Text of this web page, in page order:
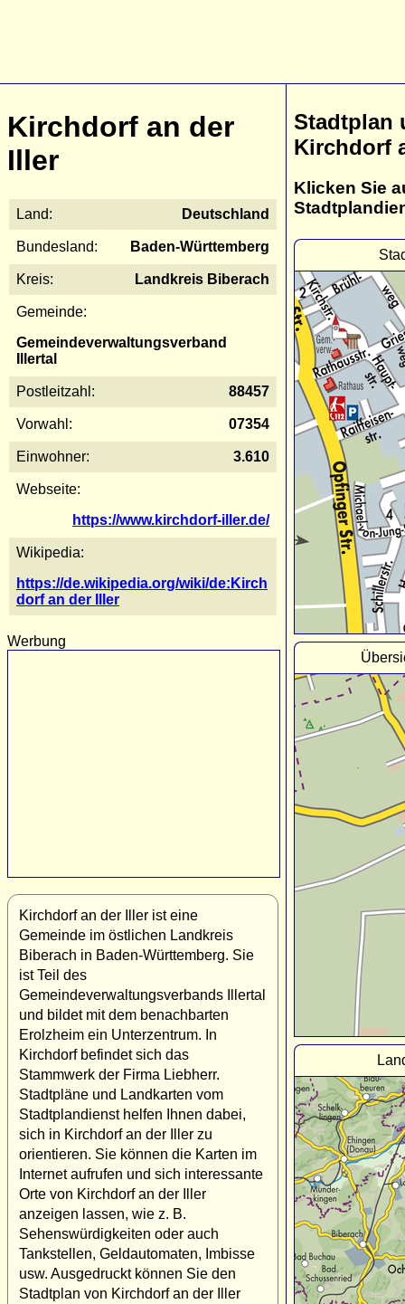
Kirchdorf an der
Iller
Land: Deutschland
Bundesland: Baden-Württemberg
Kreis: Landkreis Biberach
Gemeinde:
Gemeindeverwaltungsverband
Illertal
Postleitzahl: 88457
Vorwahl: 07354
Einwohner: 3.610
Webseite:
https://www.kirchdorf-iller.de/
Wikipedia:
https://de.wikipedia.org/wiki/de:Kirch
dorf an der Iller
Werbung
Kirchdorf an der Iller ist eine
Gemeinde im östlichen Landkreis
Biberach in Baden-Württemberg. Sie
ist Teil des
Gemeindeverwaltungsverbands Illertal
und bildet mit dem benachbarten
Erolzheim ein Unterzentrum. In
Kirchdorf befindet sich das
Stammwerk der Firma Liebherr.
Stadtpläne und Landkarten vom
Stadtplandienst helfen Ihnen dabei,
sich in Kirchdorf an der Iller zu
orientieren. Sie können die Karten im
Internet aufrufen und sich interessante
Orte von Kirchdorf an der Iller
anzeigen lassen, wie z. B.
Sehenswürdigkeiten oder auch
Tankstellen, Geldautomaten, Imbisse
usw. Ausgedruckt können Sie den
Stadtplan von Kirchdorf an der Iller
Stadtplan
Kirchdorf
Klicken Sie